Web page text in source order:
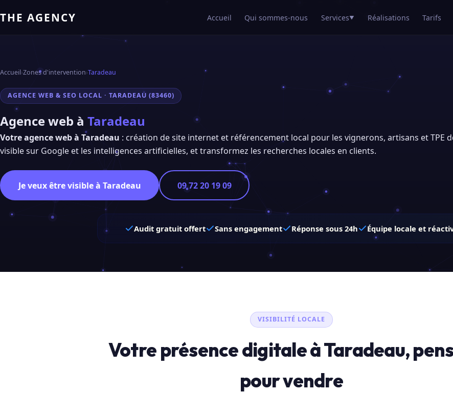
THE AGENCY Accueil Qui sommes-nous Services▼ Réalisations Tarifs
Accueil›Zones d'intervention›Taradeau
AGENCE WEB & SEO LOCAL · TARADEAU (83460)
Agence web à Taradeau
Votre agence web à Taradeau : création de site internet et référencement local pour les vignerons, artisans et TPE
visible sur Google et les intelligences artificielles, et transformez les recherches locales en clients.
Je veux être visible à Taradeau 09 72 20 19 09
Audit gratuit offert Sans engagement Réponse sous 24h Équipe locale et
VISIBILITÉ LOCALE
Votre présence digitale à Taradeau,
pour vendre